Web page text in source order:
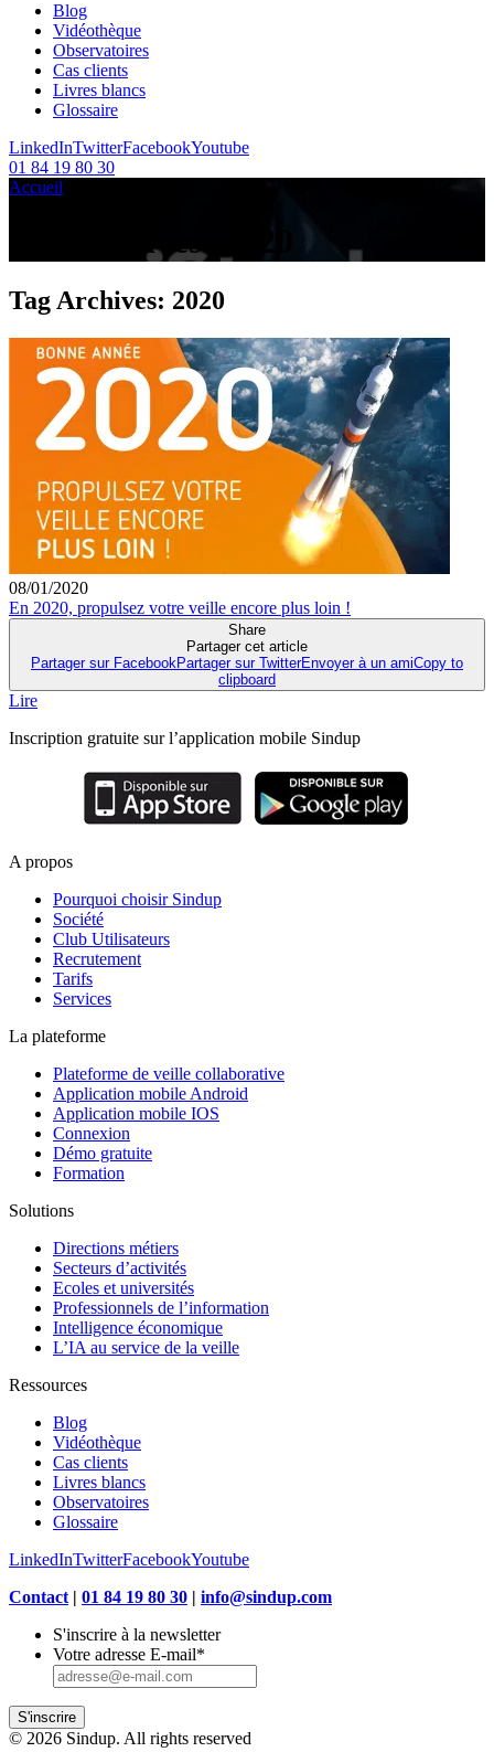
Blog
Vidéothèque
Observatoires
Cas clients
Livres blancs
Glossaire
LinkedInTwitterFacebookYoutube
01 84 19 80 30
Accueil
Tag Archives: 2020
Tag Archives: 2020
08/01/2020
En 2020, propulsez votre veille encore plus loin !
Share
Partager cet article
Partager sur Facebook Partager sur TwitterEnvoyer à un amiCopy to
clipboard
Lire
Inscription gratuite sur l’application mobile Sindup
A propos
Pourquoi choisir Sindup
Société
Club Utilisateurs
Recrutement
Tarifs
Services
La plateforme
Plateforme de veille collaborative
Application mobile Android
Application mobile IOS
Connexion
Démo gratuite
Formation
Solutions
Directions métiers
Secteurs d’activités
Ecoles et universités
Professionnels de l’information
Intelligence économique
L’IA au service de la veille
Ressources
Blog
Vidéothèque
Cas clients
Livres blancs
Observatoires
Glossaire
LinkedInTwitterFacebookYoutube
Contact | 01 84 19 80 30 | info@sindup.com
S'inscrire à la newsletter
Votre adresse E-mail*
S'inscrire
© 2026 Sindup. All rights reserved